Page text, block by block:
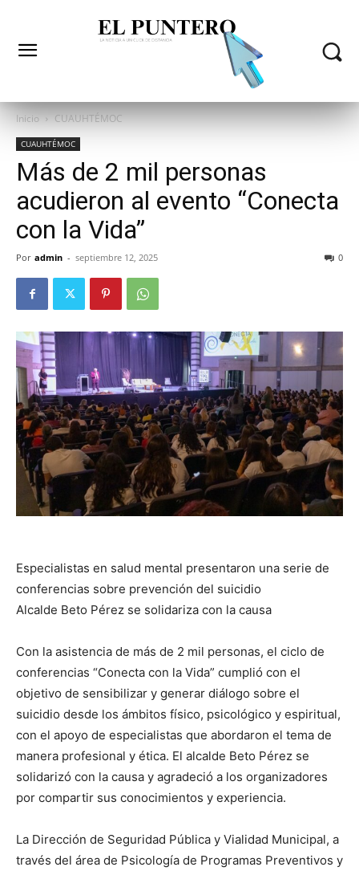
Inicio CUAUHTÉMOC
CUAUHTÉMOC
Más de 2 mil personas
acudieron al evento “Conecta
con la Vida”
Por admin - septiembre 12, 2025 0
Especialistas en salud mental presentaron una serie de
conferencias sobre prevención del suicidio
Alcalde Beto Pérez se solidariza con la causa
Con la asistencia de más de 2 mil personas, el ciclo de
conferencias “Conecta con la Vida” cumplió con el
objetivo de sensibilizar y generar diálogo sobre el
suicidio desde los ámbitos físico, psicológico y espiritual,
con el apoyo de especialistas que abordaron el tema de
manera profesional y ética. El alcalde Beto Pérez se
solidarizó con la causa y agradeció a los organizadores
por compartir sus conocimientos y experiencia.
La Dirección de Seguridad Pública y Vialidad Municipal, a
través del área de Psicología de Programas Preventivos y